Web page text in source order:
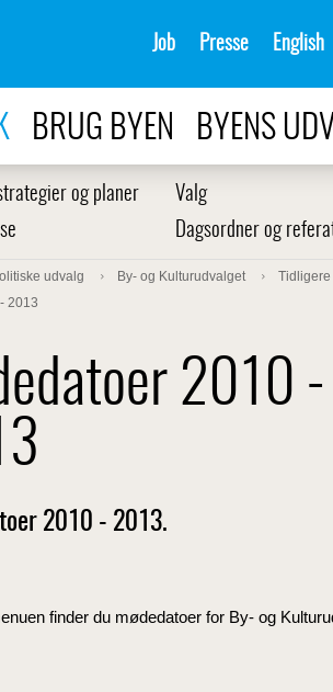
Job Presse English
BRUG BYEN BYENS
og planer Valg
Dagsordner og
udvalg By- og Kulturudvalget
Tidligere
2013
2010 -
2010 - 2013.
finder du mødedatoer for By- og